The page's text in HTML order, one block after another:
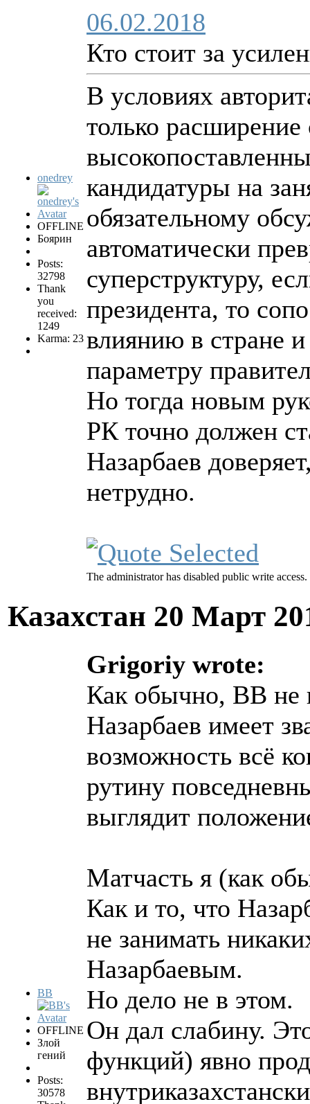
onedrey
OFFLINE
Боярин
Posts:
32798
Thank
you
received:
1249
Karma: 23
06.02.2018
Кто стоит за
В условиях
только расширение
кандидатуры на
обязательному
автоматически
суперструктуру,
президента, то
влиянию в стране
параметру
Но тогда новым
РК точно должен
Назарбаев
нетрудно.
The administrator has disabled public write access.
Казахстан 20 Март
BB
OFFLINE
Злой
гений
Posts:
30578
Grigoriy wrote:
Как обычно, ВВ не
Назарбаев имеет
возможность всё
рутину
выглядит
Матчасть я (как
Как и то, что
не занимать
Назарбаевым.
Но дело не в этом.
Он дал слабину.
функций) явно